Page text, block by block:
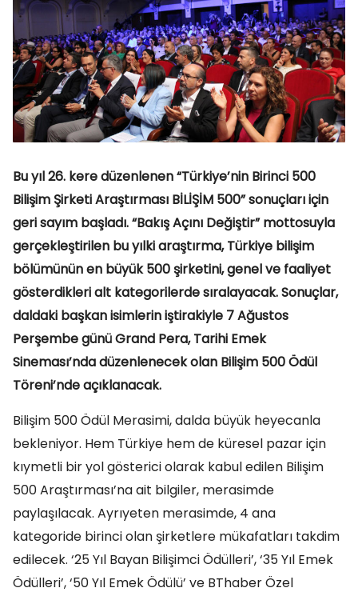
Bu yıl 26. kere düzenlenen “Türkiye’nin Birinci 500
Bilişim Şirketi Araştırması BİLİŞİM 500” sonuçları için
geri sayım başladı. “Bakış Açını Değiştir” mottosuyla
gerçekleştirilen bu yılki araştırma, Türkiye bilişim
bölümünün en büyük 500 şirketini, genel ve faaliyet
gösterdikleri alt kategorilerde sıralayacak. Sonuçlar,
daldaki başkan isimlerin iştirakiyle 7 Ağustos
Perşembe günü Grand Pera, Tarihi Emek
Sineması’nda düzenlenecek olan Bilişim 500 Ödül
Töreni’nde açıklanacak.
Bilişim 500 Ödül Merasimi, dalda büyük heyecanla
bekleniyor. Hem Türkiye hem de küresel pazar için
kıymetli bir yol gösterici olarak kabul edilen Bilişim
500 Araştırması’na ait bilgiler, merasimde
paylaşılacak. Ayrıyeten merasimde, 4 ana
kategoride birinci olan şirketlere mükafatları takdim
edilecek. ‘25 Yıl Bayan Bilişimci Ödülleri’, ‘35 Yıl Emek
Ödülleri’, ‘50 Yıl Emek Ödülü’ ve BThaber Özel